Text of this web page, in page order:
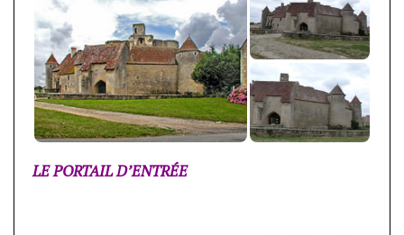
LE PORTAIL D’ENTRÉE